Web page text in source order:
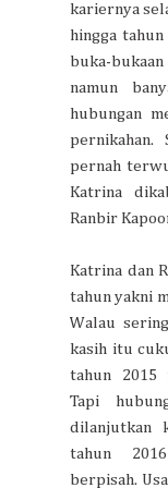
kariernya
hingga
buka-
namun
hubungan
pernikahan.
pernah
Katrina
Ranbir
Katrina dan
tahun yakni
Walau
kasih itu
tahun 2015
Tapi
dilanjutkan
tahun
berpisah.